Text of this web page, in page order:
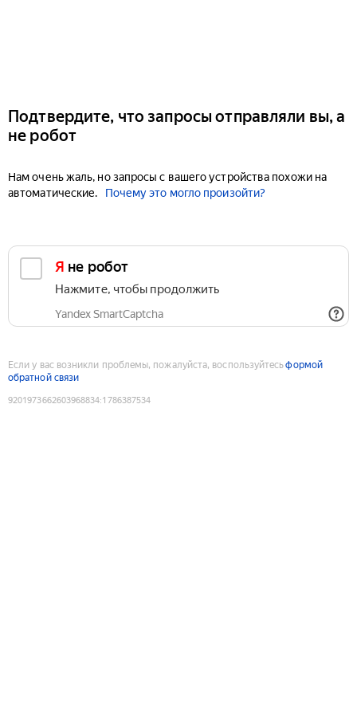
Подтвердите, что запросы отправляли вы, а
не робот
Нам очень жаль, но запросы с вашего устройства похожи на
автоматические.
Почему это могло произойти?
Я не робот
Нажмите, чтобы продолжить
Yandex SmartCaptcha
Если у вас возникли проблемы, пожалуйста, воспользуйтесьформой
обратной связи
9201973662603968834:1786387534